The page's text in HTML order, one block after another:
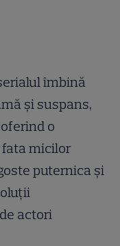
îmbină
și suspans,
o
micilor
puternica şi
actori